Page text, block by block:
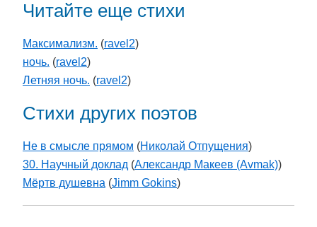
Читайте еще стихи
Максимализм. (ravel2)
ночь. (ravel2)
Летняя ночь. (ravel2)
Стихи других поэтов
Не в смысле прямом (Николай Отпущения)
30. Научный доклад (Александр Макеев (Avmak))
Мёртв душевна (Jimm Gokins)